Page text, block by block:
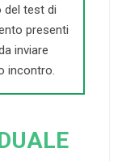
del test di
presenti
inviare
incontro.